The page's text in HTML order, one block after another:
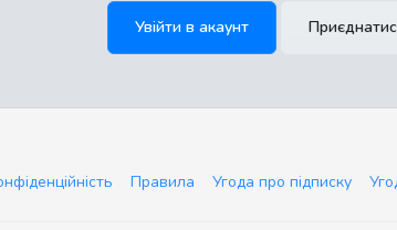
Увійти в акаунт
Правила Угода про підписку